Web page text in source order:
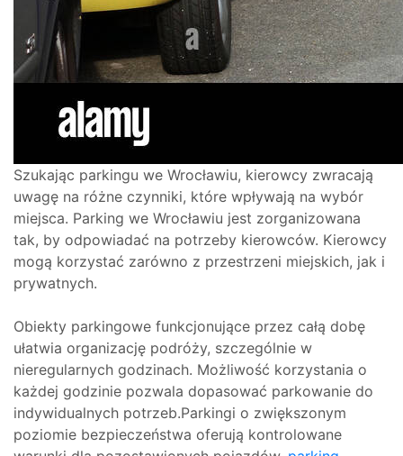
Szukając parkingu we Wrocławiu, kierowcy zwracają
uwagę na różne czynniki, które wpływają na wybór
miejsca. Parking we Wrocławiu jest zorganizowana
tak, by odpowiadać na potrzeby kierowców. Kierowcy
mogą korzystać zarówno z przestrzeni miejskich, jak i
prywatnych.
Obiekty parkingowe funkcjonujące przez całą dobę
ułatwia organizację podróży, szczególnie w
nieregularnych godzinach. Możliwość korzystania o
każdej godzinie pozwala dopasować parkowanie do
indywidualnych potrzeb.Parkingi o zwiększonym
poziomie bezpieczeństwa oferują kontrolowane